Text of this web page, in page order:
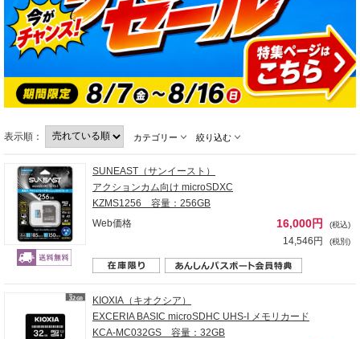
表示順： カテゴリー 絞り込む
SUNEAST（サンイースト）
アクションカム向け microSDXC
KZMS1256 容量：256GB
Web価格
16,000円 (税込)
14,546円 (税別)
KIOXIA（キオクシア）
EXCERIA BASIC microSDHC UHS-I メモリカード
KCA-MC032GS 容量：32GB